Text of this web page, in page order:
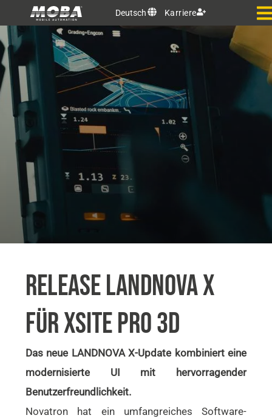
Deutsch Karriere
RELEASE LANDNOVA X
FÜR XSITE PRO 3D
Das neue LANDNOVA X-Update kombiniert eine
modernisierte UI mit hervorragender
Benutzerfreundlichkeit.
Novatron hat ein umfangreiches Software-